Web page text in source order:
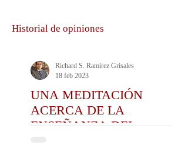
Historial de opiniones
UNA MEDITACIÓN
ACERCA DE LA
ENSEÑANZA DEL
Richard S. Ramírez Grisales
18 feb 2023